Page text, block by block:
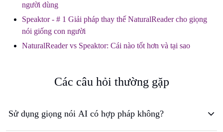
người dùng
Speaktor - # 1 Giải pháp thay thế NaturalReader cho giọng
nói giống con người
NaturalReader vs Speaktor: Cái nào tốt hơn và tại sao
Các câu hỏi thường gặp
Sử dụng giọng nói AI có hợp pháp không?